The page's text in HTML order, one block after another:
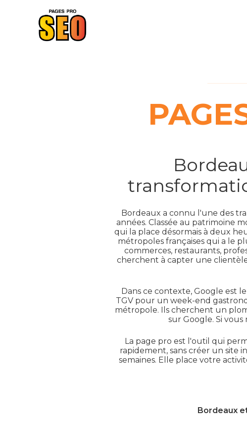
Bordeaux a connu l'une des
années. Classée au patrimoine
qui la place désormais à deux
métropoles françaises qui a le
commerces, restaurants,
cherchent à capter une
Dans ce contexte, Google est
TGV pour un week-end
métropole. Ils cherchent un
sur Google. Si vous
La page pro est l'outil qui
rapidement, sans créer un site
semaines. Elle place votre
Bordeaux